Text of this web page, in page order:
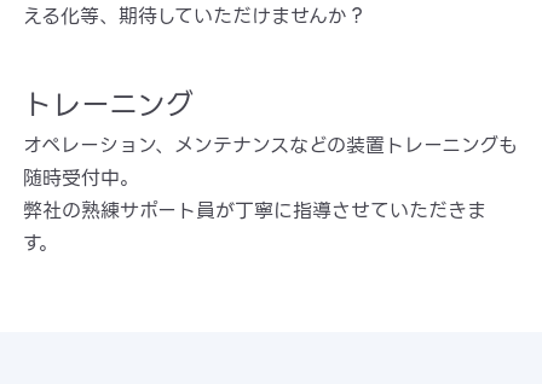
える化等、期待していただけませんか？
トレーニング
オペレーション、メンテナンスなどの装置トレーニングも
随時受付中。
弊社の熟練サポート員が丁寧に指導させていただきま
す。